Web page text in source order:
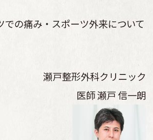
での痛み・スポーツ外来について
瀬戸整形外科クリニック
医師瀬戸 信一朗